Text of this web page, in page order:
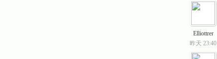
Elliottrer
昨天 23:40